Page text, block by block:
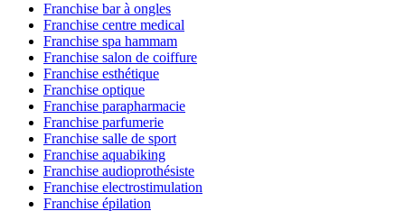
Franchise bar à ongles
Franchise centre medical
Franchise spa hammam
Franchise salon de coiffure
Franchise esthétique
Franchise optique
Franchise parapharmacie
Franchise parfumerie
Franchise salle de sport
Franchise aquabiking
Franchise audioprothésiste
Franchise electrostimulation
Franchise épilation